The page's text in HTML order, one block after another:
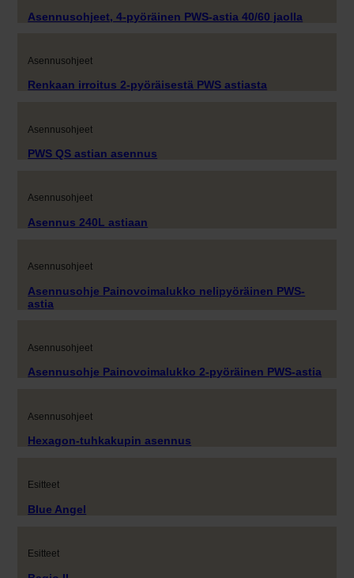
Asennusohjeet, 4-pyöräinen PWS-astia 40/60 jaolla
Asennusohjeet
Renkaan irroitus 2-pyöräisestä PWS astiasta
Asennusohjeet
PWS QS astian asennus
Asennusohjeet
Asennus 240L astiaan
Asennusohjeet
Asennusohje Painovoimalukko nelipyöräinen PWS-
astia
Asennusohjeet
Asennusohje Painovoimalukko 2-pyöräinen PWS-astia
Asennusohjeet
Hexagon-tuhkakupin asennus
Esitteet
Blue Angel
Esitteet